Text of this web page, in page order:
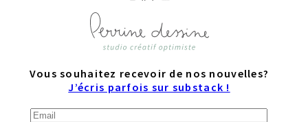
Vous souhaitez recevoir de nos nouvelles?
J’écris parfois sur substack !